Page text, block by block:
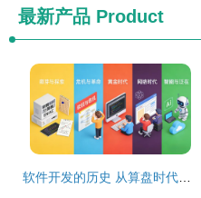
最新产品 Product